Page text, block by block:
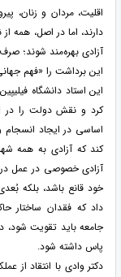
اقلیت، مردان و زنان،
دارند، اما در اصل، همه
آزادی بهره‌مند شوند؛
این برداشت را «فهم
این استاد دانشگاه
کرد و نقش دولت را در
اساسی در ایجاد انسجام
کند که آزادی به همه
آزادی خصوصی در عمل
خود قانع باشد، بلکه
داد که فقدان ساختار
جامعه باید تقویت شود،
پاس داشته شود.
دکتر وادی با انتقاد از